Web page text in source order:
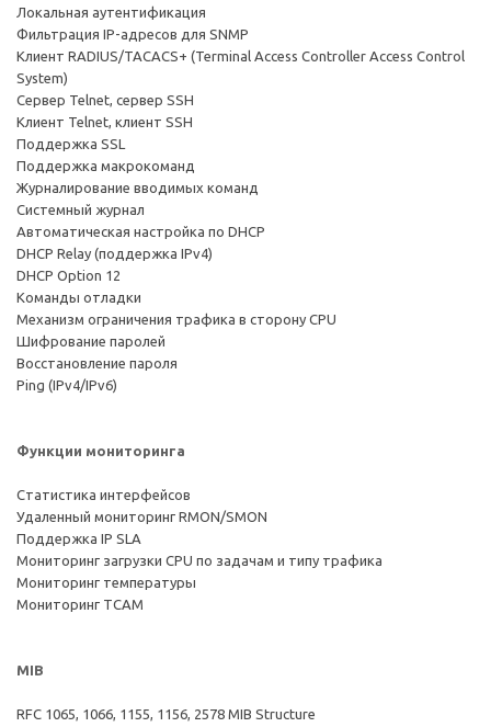
Локальная аутентификация
Фильтрация IP-адресов для SNMP
Клиент RADIUS/TACACS+ (Terminal Access Controller Access Control
System)
Сервер Telnet, сервер SSH
Клиент Telnet, клиент SSH
Поддержка SSL
Поддержка макрокоманд
Журналирование вводимых команд
Системный журнал
Автоматическая настройка по DHCP
DHCP Relay (поддержка IPv4)
DHCP Option 12
Команды отладки
Механизм ограничения трафика в сторону CPU
Шифрование паролей
Восстановление пароля
Ping (IPv4/IPv6)
Функции мониторинга
Статистика интерфейсов
Удаленный мониторинг RMON/SMON
Поддержка IP SLA
Мониторинг загрузки CPU по задачам и типу трафика
Мониторинг температуры
Мониторинг TCAM
MIB
RFC 1065, 1066, 1155, 1156, 2578 MIB Structure